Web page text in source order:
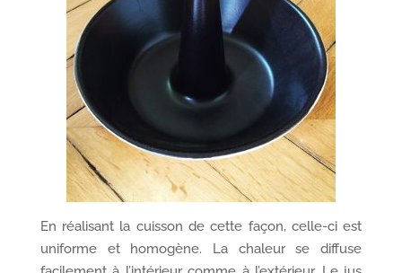
En réalisant la cuisson de cette façon, celle-ci est
uniforme et homogène. La chaleur se diffuse